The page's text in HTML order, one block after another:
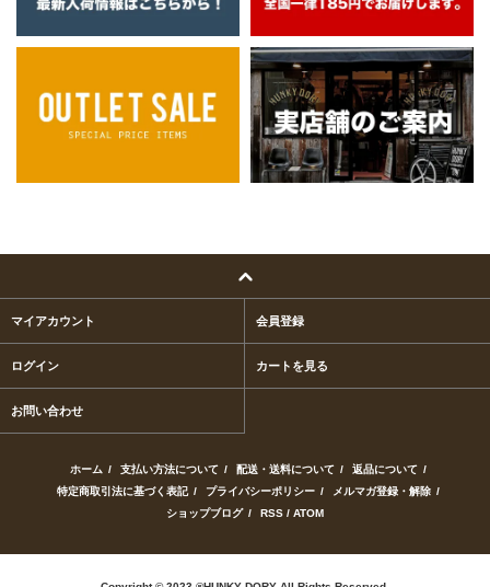
マイアカウント 会員登録
ログイン カートを見る
お問い合わせ
ホーム / 支払い方法について / 配送・送料について / 返品について /
特定商取引法に基づく表記 / プライバシーポリシー / メルマガ登録・解除 /
ショップブログ / RSS / ATOM